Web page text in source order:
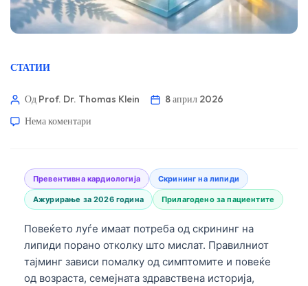
СТАТИИ
Од Prof. Dr. Thomas Klein
8 април 2026
Нема коментари
Превентивна кардиологија Скрининг на липиди
Ажурирање за 2026 година Прилагодено за пациентите
Повеќето луѓе имаат потреба од скрининг на
липиди порано отколку што мислат. Правилниот
тајминг зависи помалку од симптомите и повеќе
од возраста, семејната здравствена историја,